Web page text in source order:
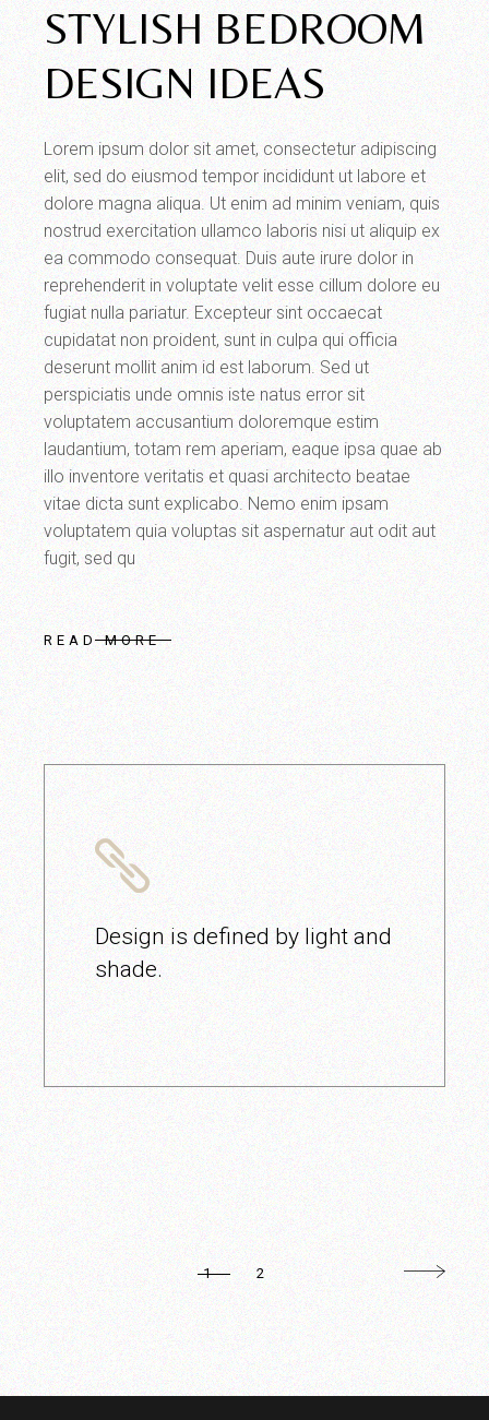
STYLISH BEDROOM
DESIGN IDEAS
Lorem ipsum dolor sit amet, consectetur adipiscing
elit, sed do eiusmod tempor incididunt ut labore et
dolore magna aliqua. Ut enim ad minim veniam, quis
nostrud exercitation ullamco laboris nisi ut aliquip ex
ea commodo consequat. Duis aute irure dolor in
reprehenderit in voluptate velit esse cillum dolore eu
fugiat nulla pariatur. Excepteur sint occaecat
cupidatat non proident, sunt in culpa qui officia
deserunt mollit anim id est laborum. Sed ut
perspiciatis unde omnis iste natus error sit
voluptatem accusantium doloremque estim
laudantium, totam rem aperiam, eaque ipsa quae ab
illo inventore veritatis et quasi architecto beatae
vitae dicta sunt explicabo. Nemo enim ipsam
voluptatem quia voluptas sit aspernatur aut odit aut
fugit, sed qu
READ MORE
Design is defined by light and
shade.
PAGINAȚIE
ARTICOLE
1 2